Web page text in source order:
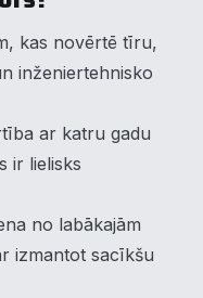
kas novērtē tīru,
inženiertehnisko
ar katru gadu
ir lielisks
no labākajām
izmantot sacīkšu
jums efektīvi